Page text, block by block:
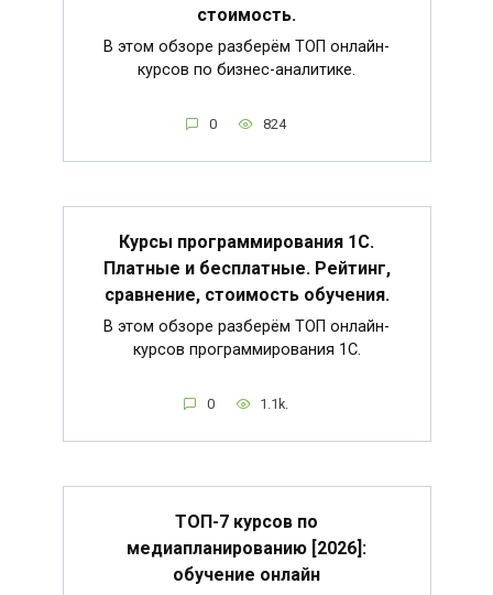
стоимость.
В этом обзоре разберём ТОП онлайн-
курсов по бизнес-аналитике.
0 824
Курсы программирования 1С.
Платные и бесплатные. Рейтинг,
сравнение, стоимость обучения.
В этом обзоре разберём ТОП онлайн-
курсов программирования 1С.
0 1.1k.
ТОП-7 курсов по
медиапланированию [2026]:
обучение онлайн